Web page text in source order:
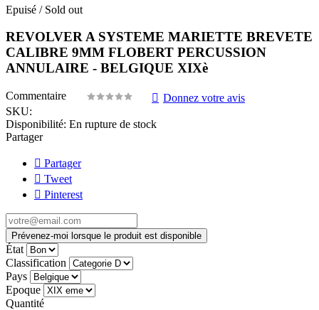
Epuisé / Sold out
REVOLVER A SYSTEME MARIETTE BREVETE
CALIBRE 9MM FLOBERT PERCUSSION
ANNULAIRE - BELGIQUE XIXè
Commentaire
Donnez votre avis
SKU:
Disponibilité: En rupture de stock
Partager
Partager
Tweet
Pinterest
Prévenez-moi lorsque le produit est disponible
État
Classification
Pays
Epoque
Quantité